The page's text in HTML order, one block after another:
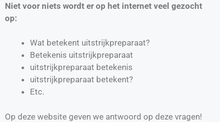
Niet voor niets wordt er op het internet veel gezocht
op:
Wat betekent uitstrijkpreparaat?
Betekenis uitstrijkpreparaat
uitstrijkpreparaat betekenis
uitstrijkpreparaat betekent?
Etc.
Op deze website geven we antwoord op deze vragen!